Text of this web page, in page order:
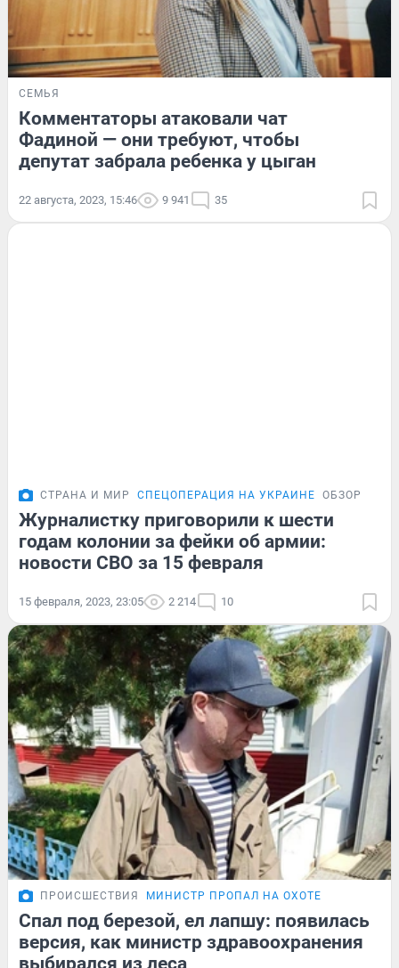
СЕМЬЯ
Комментаторы атаковали чат
Фадиной — они требуют, чтобы
депутат забрала ребенка у цыган
22 августа, 2023, 15:46 9 941 35
СТРАНА И МИР СПЕЦОПЕРАЦИЯ НА УКРАИНЕ ОБЗОР
Журналистку приговорили к шести
годам колонии за фейки об армии:
новости СВО за 15 февраля
15 февраля, 2023, 23:05 2 214 10
ПРОИСШЕСТВИЯ МИНИСТР ПРОПАЛ НА ОХОТЕ
Спал под березой, ел лапшу: появилась
версия, как министр здравоохранения
выбирался из леса